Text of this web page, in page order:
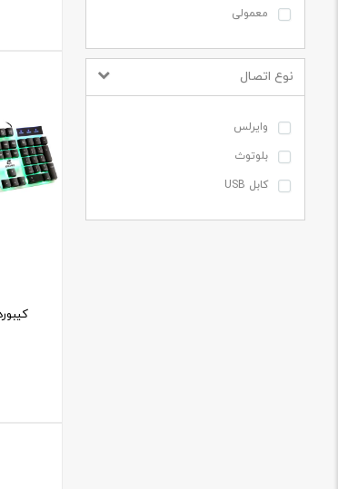
معمولی
نوع اتصال
وایرلس
بلوتوث
کابل USB